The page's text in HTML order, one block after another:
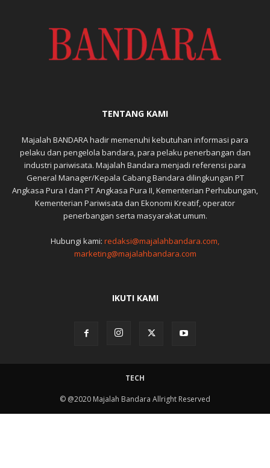
TENTANG KAMI
Majalah BANDARA hadir memenuhi kebutuhan informasi para
pelaku dan pengelola bandara, para pelaku penerbangan dan
industri pariwisata. Majalah Bandara menjadi referensi para
General Manager/Kepala Cabang Bandara dilingkungan PT
Angkasa Pura I dan PT Angkasa Pura II, Kementerian Perhubungan,
Kementerian Pariwisata dan Ekonomi Kreatif, operator
penerbangan serta masyarakat umum.
Hubungi kami: redaksi@majalahbandara.com,
marketing@majalahbandara.com
IKUTI KAMI
TECH
© @2020 Majalah Bandara Allright Reserved